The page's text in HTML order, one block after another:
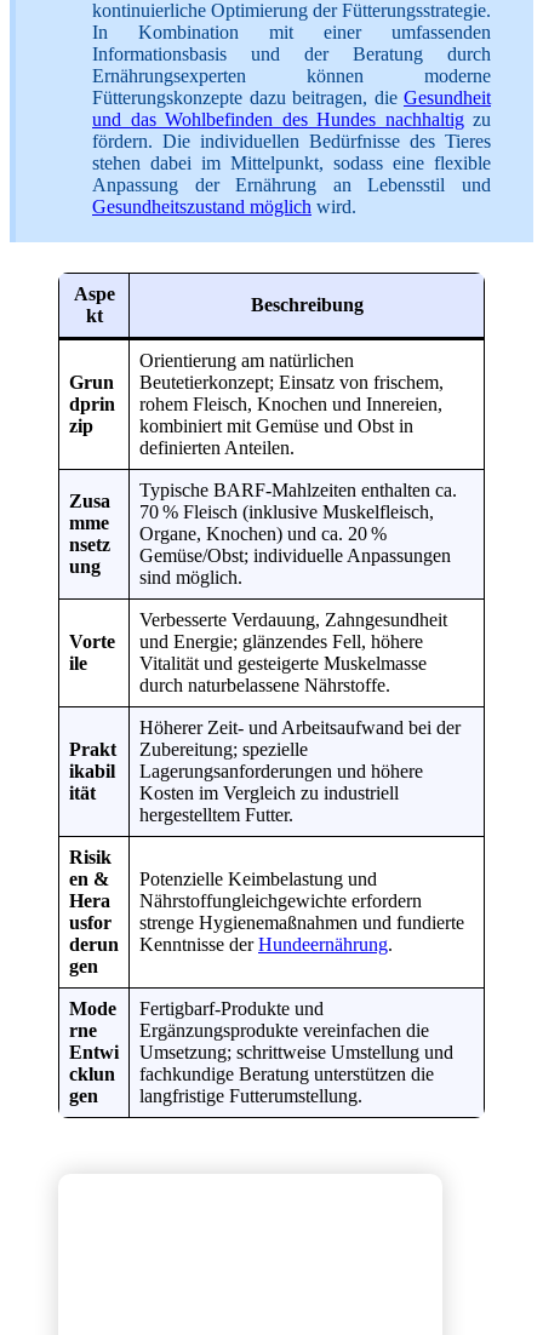
kontinuierliche Optimierung der Fütterungsstrategie.
In Kombination mit einer umfassenden
Informationsbasis und der Beratung durch
Ernährungsexperten können moderne
Fütterungskonzepte dazu beitragen, die Gesundheit
und das Wohlbefinden des Hundes nachhaltigzu
fördern. Die individuellen Bedürfnisse des Tieres
stehen dabei im Mittelpunkt, sodass eine flexible
Anpassung der Ernährung an Lebensstil und
Gesundheitszustand möglich wird.
Aspe
kt
Beschreibung
Grun
dprin
zip
Orientierung am natürlichen
Beutetierkonzept; Einsatz von frischem,
rohem Fleisch, Knochen und Innereien,
kombiniert mit Gemüse und Obst in
definierten Anteilen.
Zusa
mme
nsetz
ung
Typische BARF-Mahlzeiten enthalten ca.
70 % Fleisch (inklusive Muskelfleisch,
Organe, Knochen) und ca. 20 %
Gemüse/Obst; individuelle Anpassungen
sind möglich.
Vorte
ile
Verbesserte Verdauung, Zahngesundheit
und Energie; glänzendes Fell, höhere
Vitalität und gesteigerte Muskelmasse
durch naturbelassene Nährstoffe.
Prakt
ikabil
ität
Höherer Zeit- und Arbeitsaufwand bei der
Zubereitung; spezielle
Lagerungsanforderungen und höhere
Kosten im Vergleich zu industriell
hergestelltem Futter.
Risik
en &
Hera
usfor
derun
gen
Potenzielle Keimbelastung und
Nährstoffungleichgewichte erfordern
strenge Hygienemaßnahmen und fundierte
Kenntnisse derHundeernährung.
Mode
rne
Entwi
cklun
gen
Fertigbarf-Produkte und
Ergänzungsprodukte vereinfachen die
Umsetzung; schrittweise Umstellung und
fachkundige Beratung unterstützen die
langfristige Futterumstellung.